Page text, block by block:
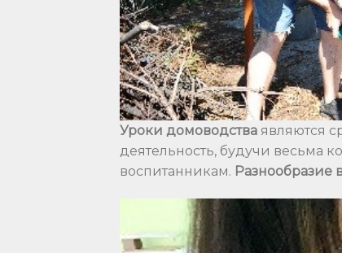
Уроки домоводства являются
деятельность, будучи весьма
воспитанникам. Разнообразие